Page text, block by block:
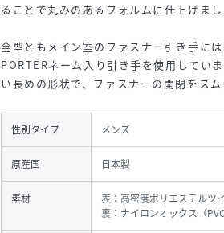
ることで丸みのあるフォルムに仕上げまし
全型ともメイン室のファスナー引き手に
PORTERネーム入り引き手を使用してい
い長めの形状で、ファスナーの開閉をスム
性別タイプ メンズ
原産国 日本製
素材
表：高密度ポリエステルツ
裏：ナイロンオックス（